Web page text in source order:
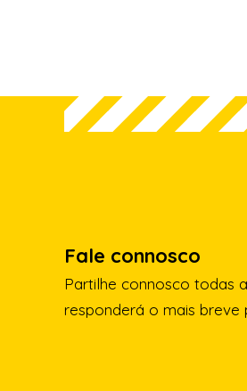
Fale connosco
Partilhe connosco todas
responderá o mais breve